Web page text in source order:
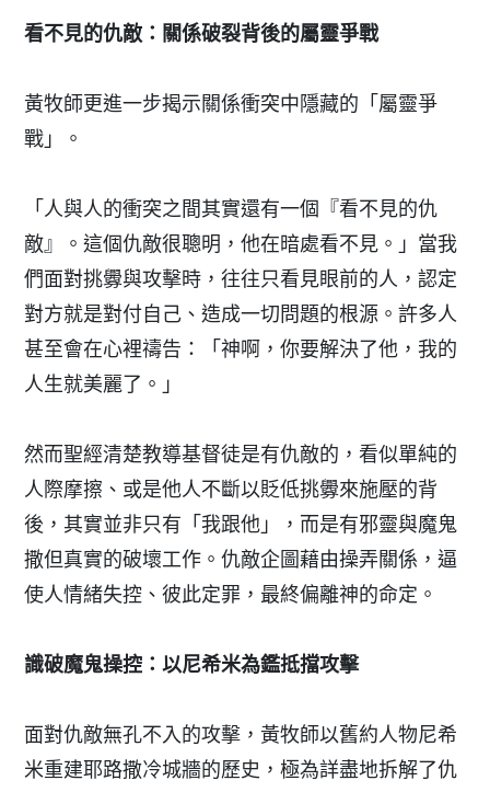
看不見的仇敵：關係破裂背後的屬靈爭戰
黃牧師更進一步揭示關係衝突中隱藏的「屬靈爭
戰」。
「人與人的衝突之間其實還有一個『看不見的仇
敵』。這個仇敵很聰明，他在暗處看不見。」當我
們面對挑釁與攻擊時，往往只看見眼前的人，認定
對方就是對付自己、造成一切問題的根源。許多人
甚至會在心裡禱告：「神啊，你要解決了他，我的
人生就美麗了。」
然而聖經清楚教導基督徒是有仇敵的，看似單純的
人際摩擦、或是他人不斷以貶低挑釁來施壓的背
後，其實並非只有「我跟他」，而是有邪靈與魔鬼
撒但真實的破壞工作。仇敵企圖藉由操弄關係，逼
使人情緒失控、彼此定罪，最終偏離神的命定。
識破魔鬼操控：以尼希米為鑑抵擋攻擊
面對仇敵無孔不入的攻擊，黃牧師以舊約人物尼希
米重建耶路撒冷城牆的歷史，極為詳盡地拆解了仇